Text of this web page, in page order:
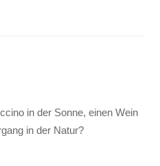
in der Sonne, einen Wein
in der Natur?